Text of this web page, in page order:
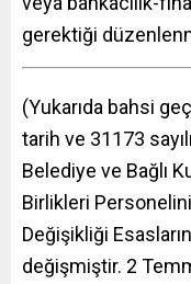
gerektiği
(Yukarıda bahsi
tarih ve 31173
Belediye ve Bağlı
Birlikleri
Değişikliği
değişmiştir. 2